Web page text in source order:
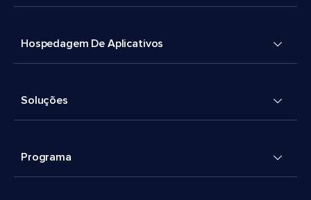
Hospedagem De Aplicativos
Soluções
Programa